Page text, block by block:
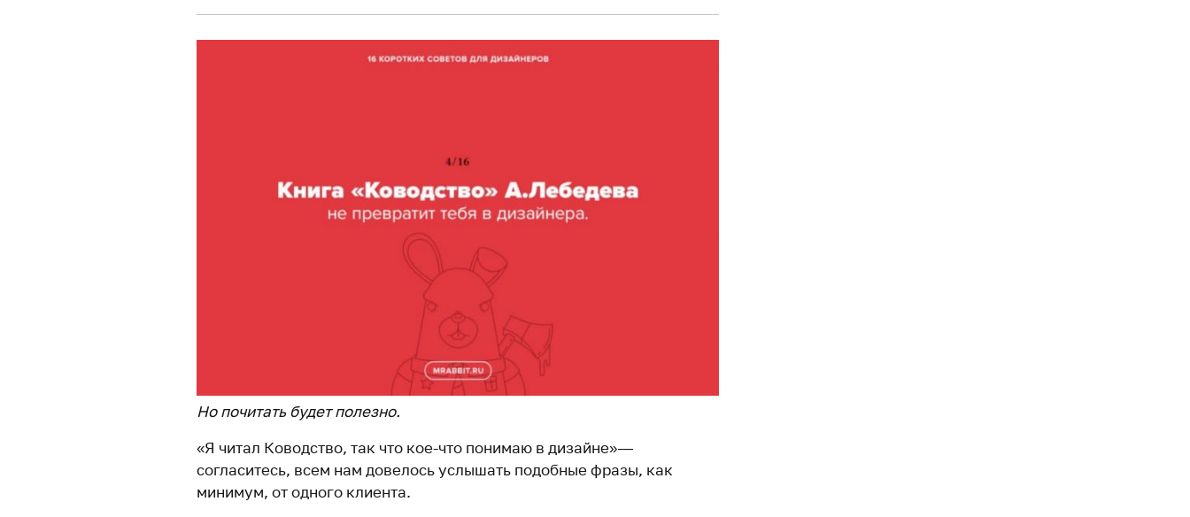
Но почитать будет полезно.
«Я читал Ководство, так что кое-что понимаю в дизайне» —
согласитесь, всем нам довелось услышать подобные фразы, как
минимум, от одного клиента.